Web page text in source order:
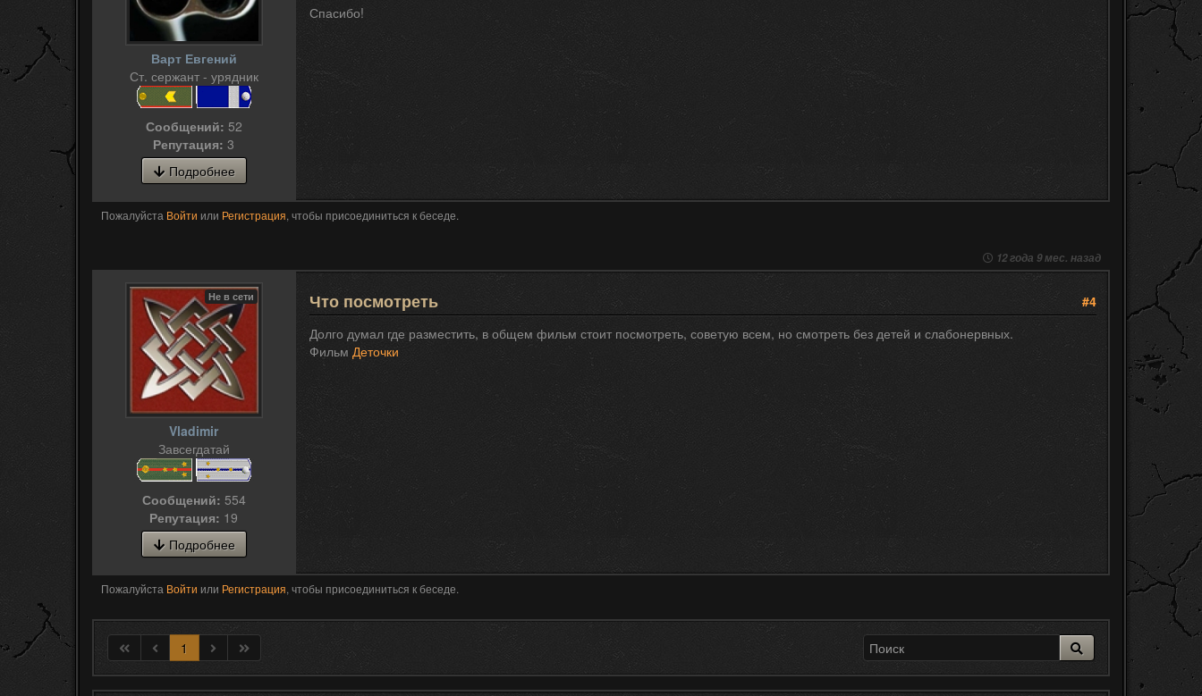
Варт Евгений
Ст. сержант - урядник
Сообщений: 52
Репутация: 3
Подробнее
Спасибо!
Пожалуйста Войти или Регистрация, чтобы присоединиться к беседе.
12 года 9 мес. назад
Не в сети
Vladimir
Завсегдатай
Сообщений: 554
Репутация: 19
Подробнее
Что посмотреть
#4
Долго думал где разместить, в общем фильм стоит посмотреть, советую всем, но смотреть без детей и слабонервных.
Фильм Деточки
Пожалуйста Войти или Регистрация, чтобы присоединиться к беседе.
1